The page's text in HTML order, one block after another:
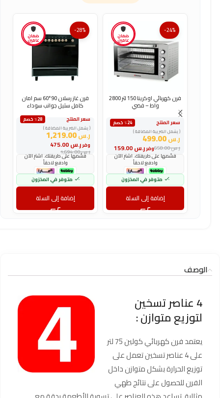
ضمان
عامين
-24%
فرن كهربائي اوكرينا 150 لتر 2800
واط – فضي
سعر المنتج
٪24 خصم
( يشمل الضريبة المضافة )
ر.س499.00
وفرر.س ر.س658.00
قسّمها على طريقتك. اشترِ الآن
وادفع لاحقاً
متوفر في المخزون
إضافة إلى السلة
ضمان
عامين
-28%
فرن غاز رسلان 90*60 سم امان
كامل ستيل جوانب سوداء
سعر المنتج
٪28 خصم
( يشمل الضريبة المضافة )
ر.س1,219.00
وفرر.س
ر.س1,694.00
قسّمها على طريقتك. اشترِ الآن
وادفع لاحقاً
متوفر في المخزون
إضافة إلى السلة
الوصف
4 عناصر تسخين
لتوزيع متوازن :
يعتمد فرن كهربائي كولين 75 لتر
على 4 عناصر تسخين تعمل على
توزيع الحرارة بشكل متوازن داخل
الفرن للحصول على نتائج طهي